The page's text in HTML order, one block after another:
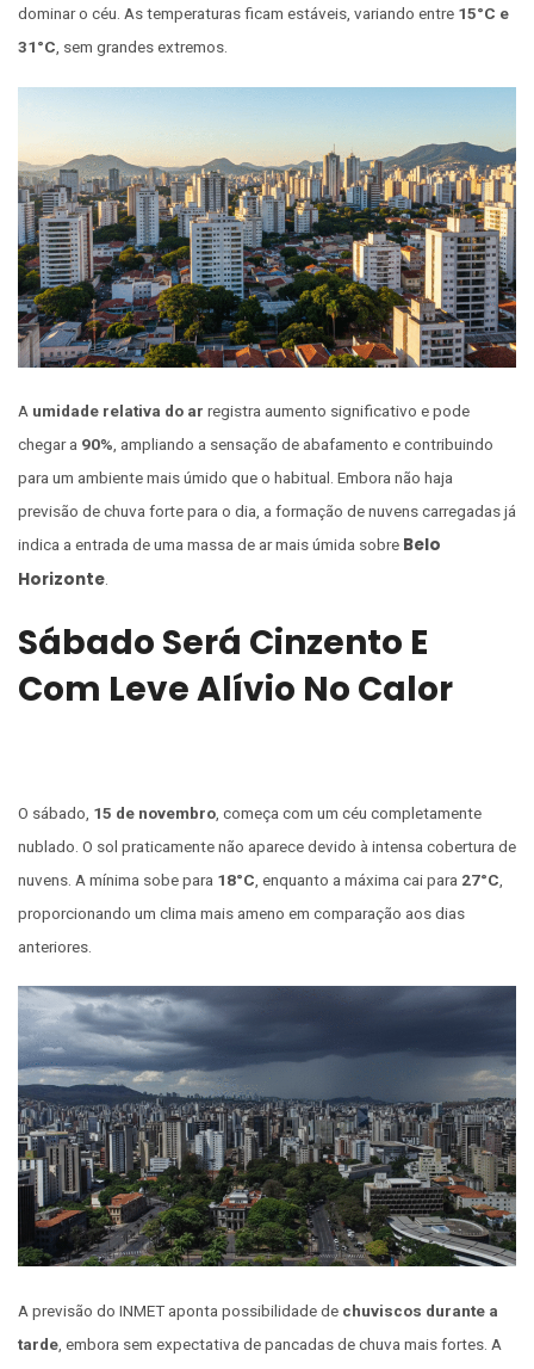
dominar o céu. As temperaturas ficam estáveis, variando entre 15°C e
31°C, sem grandes extremos.
A umidade relativa do ar registra aumento significativo e pode
chegar a 90% , ampliando a sensação de abafamento e contribuindo
para um ambiente mais úmido que o habitual. Embora não haja
previsão de chuva forte para o dia, a formação de nuvens carregadas já
indica a entrada de uma massa de ar mais úmida sobre Belo
Horizonte
Sábado Será Cinzento E
Com Leve Alívio No Calor
O sábado, 15 de novembro , começa com um céu completamente
nublado. O sol praticamente não aparece devido à intensa cobertura de
nuvens. A mínima sobe para 18°C , enquanto a máxima cai para 27°C
proporcionando um clima mais ameno em comparação aos dias
anteriores.
A previsão do INMET aponta possibilidade de chuviscos durante a
tarde , embora sem expectativa de pancadas de chuva mais fortes. A